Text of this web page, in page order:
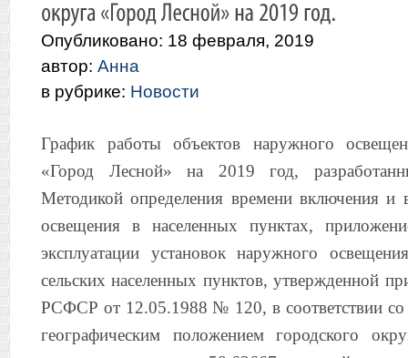
Опубликовано: 18 февраля, 2019
автор: Анна
в рубрике: Новости
График работы объектов наружного
«Город Лесной» на 2019 год,
Методикой определения времени включения и
освещения в населенных пунктах,
эксплуатации установок наружного
сельских населенных пунктов, утвержденной
РСФСР от 12.05.1988 № 120, в соответствии со
географическим положением городского